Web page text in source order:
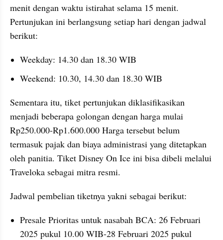
menit dengan waktu istirahat selama 15 menit.
Pertunjukan ini berlangsung setiap hari dengan jadwal
berikut:
Weekday: 14.30 dan 18.30 WIB
Weekend: 10.30, 14.30 dan 18.30 WIB
Sementara itu, tiket pertunjukan diklasifikasikan
menjadi beberapa golongan dengan harga mulai
Rp250.000-Rp1.600.000 Harga tersebut belum
termasuk pajak dan biaya administrasi yang ditetapkan
oleh panitia. Tiket Disney On Ice ini bisa dibeli melalui
Traveloka sebagai mitra resmi.
Jadwal pembelian tiketnya yakni sebagai berikut:
Presale Prioritas untuk nasabah BCA: 26 Februari
2025 pukul 10.00 WIB-28 Februari 2025 pukul